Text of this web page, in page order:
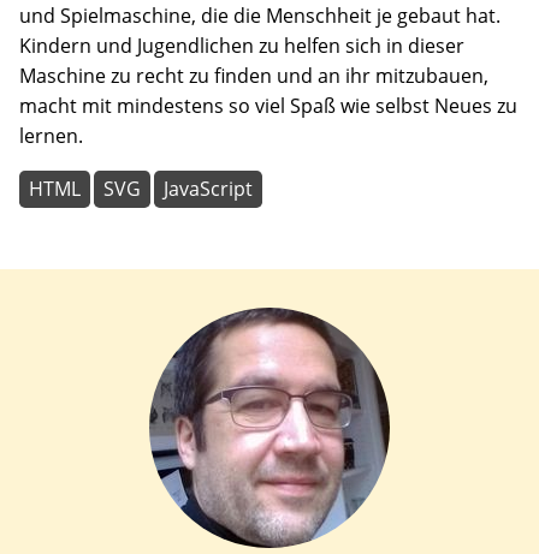
und Spielmaschine, die die Menschheit je gebaut hat.
Kindern und Jugendlichen zu helfen sich in dieser
Maschine zu recht zu finden und an ihr mitzubauen,
macht mit mindestens so viel Spaß wie selbst Neues zu
lernen.
HTML SVG JavaScript